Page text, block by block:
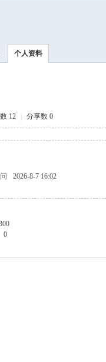
个人资料
12 分享数 0
2026-8-7 16:02
0